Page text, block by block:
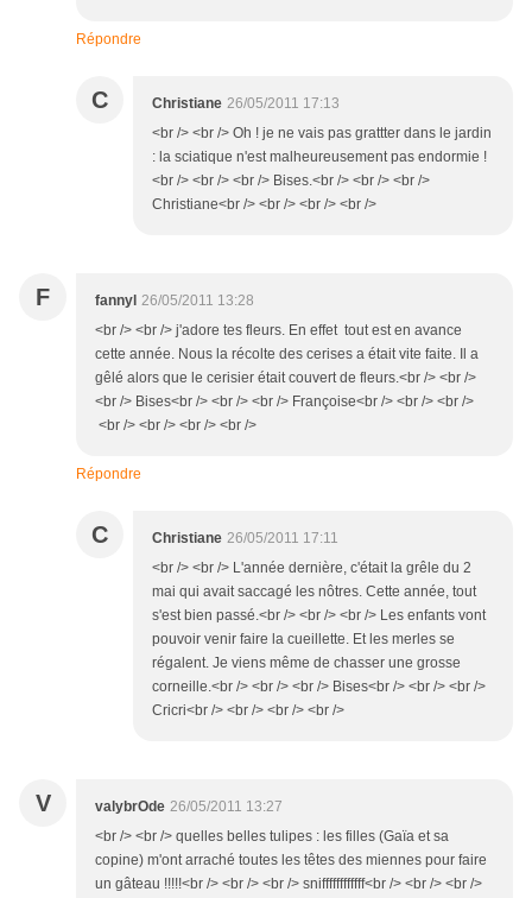
Répondre
C Christiane 26/05/2011 17:13
<br /> <br /> Oh ! je ne vais pas grattter dans le jardin
: la sciatique n'est malheureusement pas endormie !
<br /> <br /> <br /> Bises.<br /> <br /> <br />
Christiane<br /> <br /> <br /> <br />
F fannyl 26/05/2011 13:28
<br /> <br /> j'adore tes fleurs. En effet tout est en avance
cette année. Nous la récolte des cerises a était vite faite. Il a
gêlé alors que le cerisier était couvert de fleurs.<br /> <br />
<br /> Bises<br /> <br /> <br /> Françoise<br /> <br /> <br />
<br /> <br /> <br /> <br />
Répondre
C Christiane 26/05/2011 17:11
<br /> <br /> L'année dernière, c'était la grêle du 2
mai qui avait saccagé les nôtres. Cette année, tout
s'est bien passé.<br /> <br /> <br /> Les enfants vont
pouvoir venir faire la cueillette. Et les merles se
régalent. Je viens même de chasser une grosse
corneille.<br /> <br /> <br /> Bises<br /> <br /> <br />
Cricri<br /> <br /> <br /> <br />
V valybrOde 26/05/2011 13:27
<br /> <br /> quelles belles tulipes : les filles (Gaïa et sa
copine) m'ont arraché toutes les têtes des miennes pour faire
un gâteau !!!!!<br /> <br /> <br /> sniffffffffffff<br /> <br /> <br />